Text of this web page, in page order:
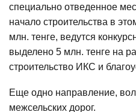
специально отведенное
начало строительства в
млн. тенге, ведутся
выделено 5 млн. тенге на
строительство ИКС и
Еще одно направление,
межсельских дорог.